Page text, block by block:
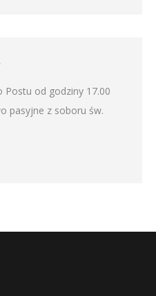
Postu od godziny 17.00
pasyjne z soboru św.